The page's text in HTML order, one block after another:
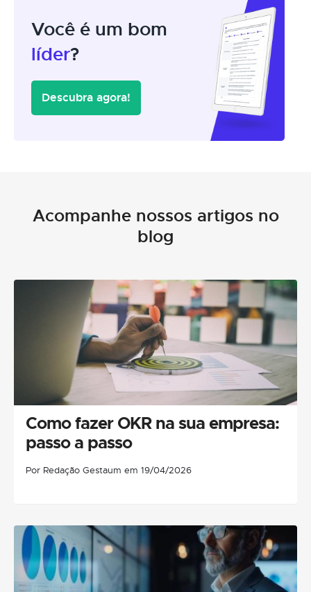
Você é um bom
líder?
Descubra agora!
Acompanhe nossos artigos no
blog
Como fazer OKR na sua empresa:
passo a passo
Por Redação Gestaum em 19/04/2026